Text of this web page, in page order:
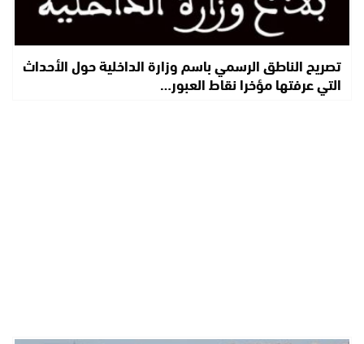
تصريح الناطق الرسمي باسم وزارة الداخلية حول الأحداث
التي عرفتها مؤخرا نقاط العبور…